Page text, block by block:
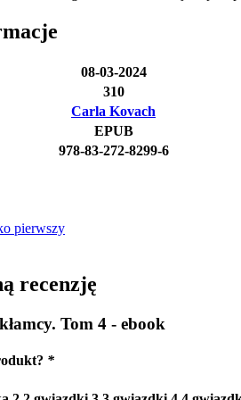
08-03-2024
310
Carla Kovach
EPUB
978-83-272-8299-6
pierwszy
recenzję
Tom 4 - ebook
*